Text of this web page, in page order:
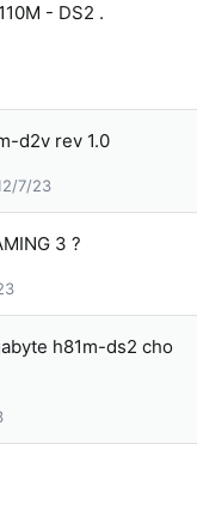
- DS2 .
d2v rev 1.0
7/23
3 ?
h81m-ds2 cho